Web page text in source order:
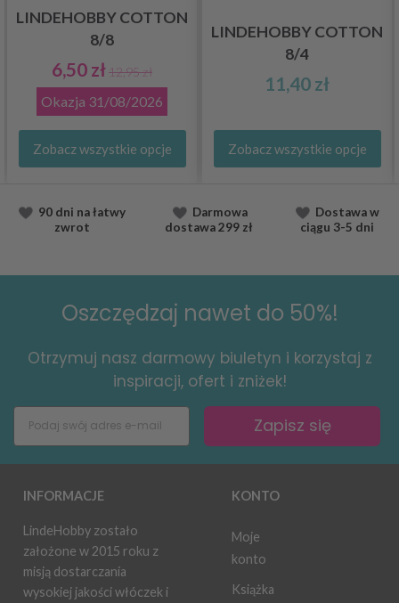
LINDEHOBBY COTTON
8/8
6,50 zł12,95 zł
Okazja 31/08/2026
Zobacz wszystkie opcje
LINDEHOBBY COTTON
8/4
11,40 zł
Zobacz wszystkie opcje
90 dni na łatwy
zwrot
Darmowa
dostawa299 zł
Dostawaw
ciągu 3-5 dni
Oszczędzaj nawet do 50%!
Otrzymuj nasz darmowy biuletyn i korzystaj z
inspiracji, ofert i zniżek!
Zapisz się
INFORMACJE
LindeHobby zostało
założone w 2015 roku z
misją dostarczania
wysokiej jakości włóczek i
KONTO
Moje
konto
Książka